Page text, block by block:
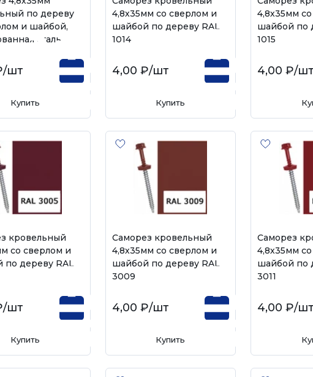
по дереву
и шайбой,
сталь
/шт
Купить
4,8х35мм со сверлом и
шайбой по дереву RAL
1014
4,00 ₽/шт
Купить
4,8х35мм
шайбой по
1015
4,00 ₽/шт
кровельный
со сверлом и
по дереву RAL
/шт
Купить
Саморез кровельный
4,8х35мм со сверлом и
шайбой по дереву RAL
3009
4,00 ₽/шт
Купить
Саморез
4,8х35мм
шайбой по
3011
4,00 ₽/шт